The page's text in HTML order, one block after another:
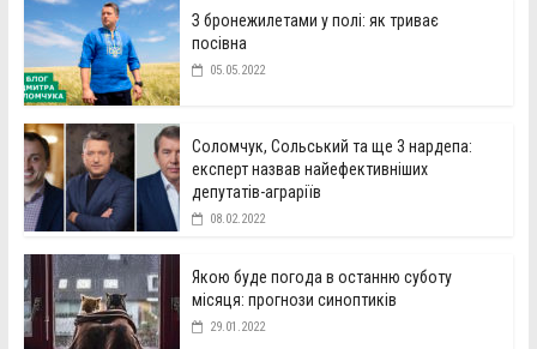
З бронежилетами у полі: як триває
посівна
05.05.2022
Соломчук, Сольський та ще 3 нардепа:
експерт назвав найефективніших
депутатів-аграріїв
08.02.2022
Якою буде погода в останню суботу
місяця: прогнози синоптиків
29.01.2022